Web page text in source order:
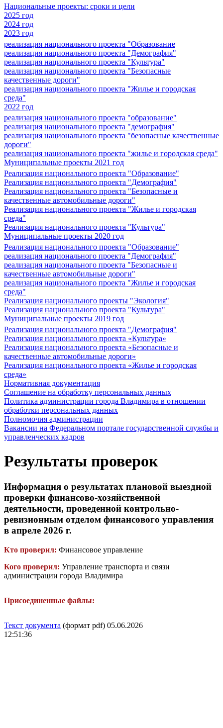
Национальные проекты: сроки и цели
2025 год
2024 год
2023 год
реализация национального проекта "Образование
реализация национального проекта "Демография"
реализация национального проекта "Культура"
реализация национального проекта "Безопасные
качественные дороги"
реализация национального проекта "Жилье и городская
среда"
2022 год
реализация национального проекта "образование"
реализация национального проекта "демография"
реализация национального проекта "безопасные качественные
дороги"
реализация национального проекта "жилье и городская среда"
Муниципальные проекты 2021 год
Реализация национального проекта "Образование"
Реализация национального проекта "Демография"
Реализация национального проекта "Безопасные и
качественные автомобильные дороги"
Реализация национального проекта "Жилье и городская
среда"
Реализация национального проекта "Культура"
Муниципальные проекты 2020 год
Реализация национального проекта "Образование"
реализация национального проекта "Демография"
реализация национального проекта "Безопасные и
качественные автомобильные дороги"
реализация национального проекта "Жилье и городская
среда"
Реализация национального проекты "Экология"
Реализация национального проекта "Культура"
Муниципальные проекты 2019 год
Реализация национального проекта "Демография"
Реализация национального проекта «Культура»
Реализация национального проекта «Безопасные и
качественные автомобильные дороги»
Реализация национального проекта «Жилье и городская
среда»
Нормативная документация
Соглашение на обработку персональных данных
Политика администрации города Владимира в отношении
обработки персональных данных
Полномочия администрации
Вакансии на Федеральном портале государственной службы и
управленческих кадров
Результаты проверок
Информация о результатах плановой выездной
проверки финансово-хозяйственной
деятельности, проведенной контрольно-
ревизионным отделом финансового управления
в апреле 2026 г.
Кто проверил: Финансовое управление
Кого проверил: Управление транспорта и связи
администрации города Владимира
Присоединенные файлы:
Текст документа (формат pdf) 05.06.2026
12:51:36